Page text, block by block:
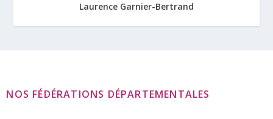
Laurence Garnier-Bertrand
NOS FÉDÉRATIONS DÉPARTEMENTALES